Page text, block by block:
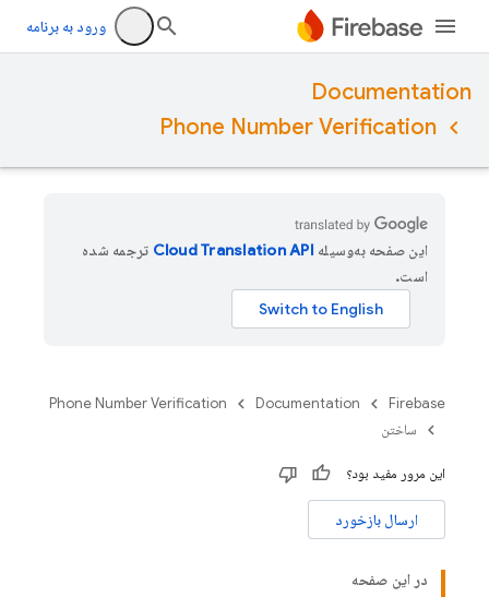
ورود به برنامه
Documentation
Phone Number Verification
این صفحه به‌وسیله
ترجمه شده
است.
Firebase
Documentation
Phone Number Verification
ساختن
این مرور مفید بود؟
ارسال بازخورد
در این صفحه